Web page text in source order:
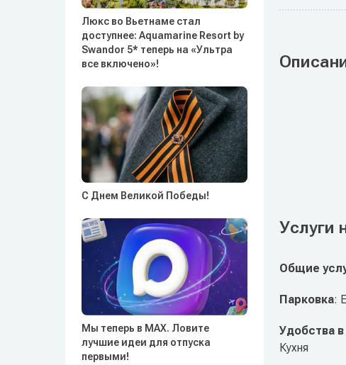
Люкс во Вьетнаме стал
доступнее: Aquamarine Resort by
Swandor 5* теперь на «Ультра
все включено»!
С Днем Великой Победы!
Мы теперь в MAX. Ловите
лучшие идеи для отпуска
первыми!
Услуги
Общие
Парковка:
Удобства
Кухня